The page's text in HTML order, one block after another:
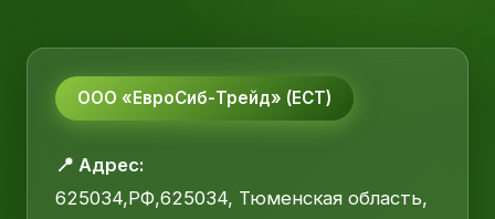
ООО «ЕвроСиб-Трейд» (ЕСТ)
📍 Адрес:
625034,РФ,625034, Тюменская область,